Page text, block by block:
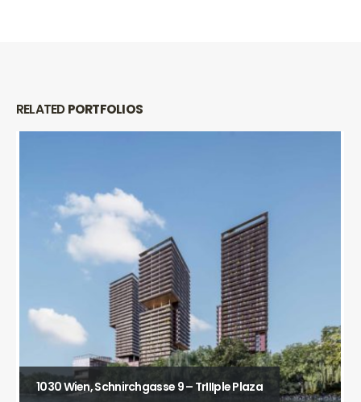
RELATEDPORTFOLIOS
1030 Wien, Schnirchgasse 9 – TrIIIple Plaza